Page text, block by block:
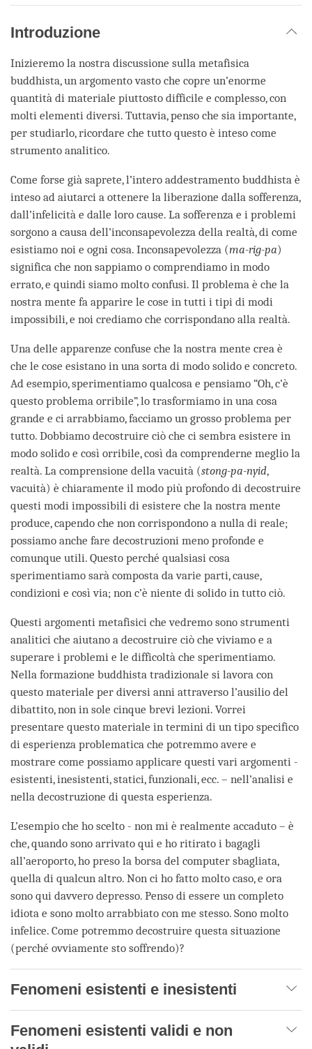
Introduzione
Inizieremo la nostra discussione sulla metafisica
buddhista, un argomento vasto che copre un’enorme
quantità di materiale piuttosto difficile e complesso, con
molti elementi diversi. Tuttavia, penso che sia importante,
per studiarlo, ricordare che tutto questo è inteso come
strumento analitico.
Come forse già saprete, l’intero addestramento buddhista è
inteso ad aiutarci a ottenere la liberazione dalla sofferenza,
dall’infelicità e dalle loro cause. La sofferenza e i problemi
sorgono a causa dell’inconsapevolezza della realtà, di come
esistiamo noi e ogni cosa. Inconsapevolezza (ma-rig-pa)
significa che non sappiamo o comprendiamo in modo
errato, e quindi siamo molto confusi. Il problema è che la
nostra mente fa apparire le cose in tutti i tipi di modi
impossibili, e noi crediamo che corrispondano alla realtà.
Una delle apparenze confuse che la nostra mente crea è
che le cose esistano in una sorta di modo solido e concreto.
Ad esempio, sperimentiamo qualcosa e pensiamo “Oh, c’è
questo problema orribile”, lo trasformiamo in una cosa
grande e ci arrabbiamo, facciamo un grosso problema per
tutto. Dobbiamo decostruire ciò che ci sembra esistere in
modo solido e così orribile, così da comprenderne meglio la
realtà. La comprensione della vacuità (stong-pa-nyid,
vacuità) è chiaramente il modo più profondo di decostruire
questi modi impossibili di esistere che la nostra mente
produce, capendo che non corrispondono a nulla di reale;
possiamo anche fare decostruzioni meno profonde e
comunque utili. Questo perché qualsiasi cosa
sperimentiamo sarà composta da varie parti, cause,
condizioni e così via; non c’è niente di solido in tutto ciò.
Questi argomenti metafisici che vedremo sono strumenti
analitici che aiutano a decostruire ciò che viviamo e a
superare i problemi e le difficoltà che sperimentiamo.
Nella formazione buddhista tradizionale si lavora con
questo materiale per diversi anni attraverso l’ausilio del
dibattito, non in sole cinque brevi lezioni. Vorrei
presentare questo materiale in termini di un tipo specifico
di esperienza problematica che potremmo avere e
mostrare come possiamo applicare questi vari argomenti -
esistenti, inesistenti, statici, funzionali, ecc. – nell’analisi e
nella decostruzione di questa esperienza.
L’esempio che ho scelto - non mi è realmente accaduto – è
che, quando sono arrivato qui e ho ritirato i bagagli
all’aeroporto, ho preso la borsa del computer sbagliata,
quella di qualcun altro. Non ci ho fatto molto caso, e ora
sono qui davvero depresso. Penso di essere un completo
idiota e sono molto arrabbiato con me stesso. Sono molto
infelice. Come potremmo decostruire questa situazione
(perché ovviamente sto soffrendo)?
Fenomeni esistenti e inesistenti
Fenomeni esistenti validi e non